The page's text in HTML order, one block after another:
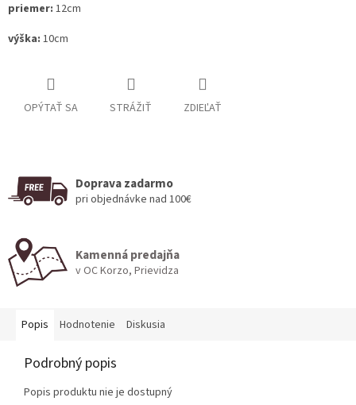
priemer: 12cm
výška: 10cm
OPÝTAŤ SA STRÁŽIŤ ZDIEĽAŤ
Doprava zadarmo
pri objednávke nad 100€
Kamenná predajňa
v OC Korzo, Prievidza
Popis Hodnotenie Diskusia
Podrobný popis
Popis produktu nie je dostupný